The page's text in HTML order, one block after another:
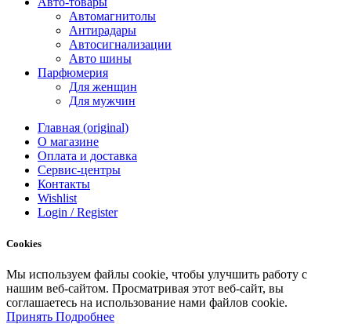
Автомагнитолы
Антирадары
Автосигнализации
Авто шины
Парфюмерия
Для женщин
Для мужчин
Главная (original)
О магазине
Оплата и доставка
Сервис-центры
Контакты
Wishlist
Login / Register
Cookies
Мы используем файлы cookie, чтобы улучшить работу с
нашим веб-сайтом. Просматривая этот веб-сайт, вы
соглашаетесь на использование нами файлов cookie.
Принять Подробнее